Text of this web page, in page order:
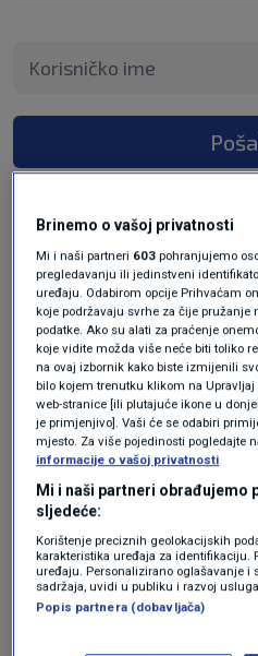
Brinemo o vašoj privatnosti
Mi i naši partneri 603 pohranjujemo
pregledavanju ili jedinstveni
uređaju. Odabirom opcije Prihvaćam
koje podržavaju svrhe za čije pružanje
podatke. Ako su alati za praćenje
koje vidite možda više neće biti toliko
na ovaj izbornik kako biste izmijenili
bilo kojem trenutku klikom na
web-stranice [ili plutajuće ikone u
je primjenjivo]. Vaši će se odabiri
mjesto. Za više pojedinosti pogledajte
informacije o vašoj privatnosti
Mi i naši partneri obrađujemo
sljedeće:
Korištenje preciznih geolokacijskih
karakteristika uređaja za identifikaciju.
uređaju. Personalizirano oglašavanje i
sadržaja, uvidi u publiku i razvoj
Popis partnera (dobavljača)